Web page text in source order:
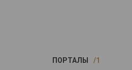
ПОРТАЛЫ 1